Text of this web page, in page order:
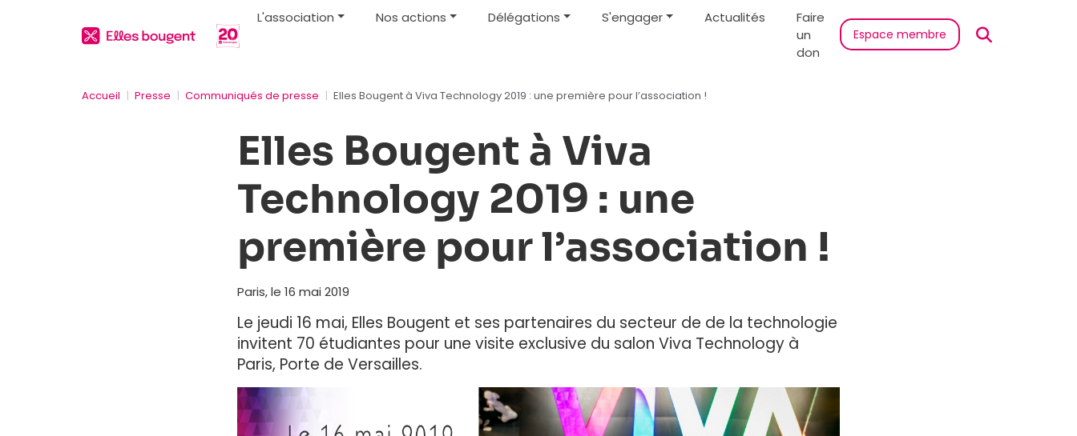
L'association Nos actions Délégations S'engager Actualités
Faire
un
don
Espace membre
Accueil Presse Communiqués de presse Elles Bougent à Viva Technology 2019 : une première pour l’association !
Elles Bougent à Viva
Technology 2019 : une
première pour l’association !
Paris, le 16 mai 2019
Le jeudi 16 mai, Elles Bougent et ses partenaires du secteur de de la technologie
invitent 70 étudiantes pour une visite exclusive du salon Viva Technology à
Paris, Porte de Versailles.